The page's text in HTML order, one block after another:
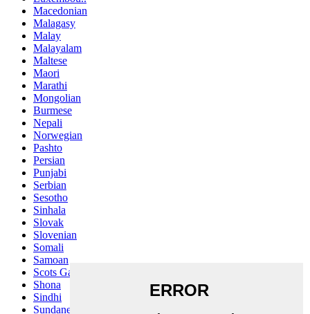
Macedonian
Malagasy
Malay
Malayalam
Maltese
Maori
Marathi
Mongolian
Burmese
Nepali
Norwegian
Pashto
Persian
Punjabi
Serbian
Sesotho
Sinhala
Slovak
Slovenian
Somali
Samoan
Scots Gaelic
Shona
Sindhi
Sundanese